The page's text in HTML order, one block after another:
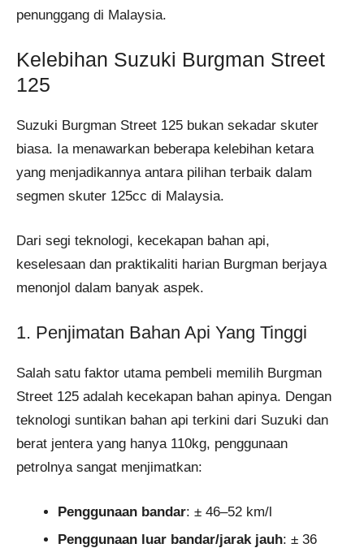
penunggang di Malaysia.
Kelebihan Suzuki Burgman Street
125
Suzuki Burgman Street 125 bukan sekadar skuter
biasa. Ia menawarkan beberapa kelebihan ketara
yang menjadikannya antara pilihan terbaik dalam
segmen skuter 125cc di Malaysia.
Dari segi teknologi, kecekapan bahan api,
keselesaan dan praktikaliti harian Burgman berjaya
menonjol dalam banyak aspek.
1. Penjimatan Bahan Api Yang Tinggi
Salah satu faktor utama pembeli memilih Burgman
Street 125 adalah kecekapan bahan apinya. Dengan
teknologi suntikan bahan api terkini dari Suzuki dan
berat jentera yang hanya 110kg, penggunaan
petrolnya sangat menjimatkan:
Penggunaan bandar: ± 46–52 km/l
Penggunaan luar bandar/jarak jauh: ± 36